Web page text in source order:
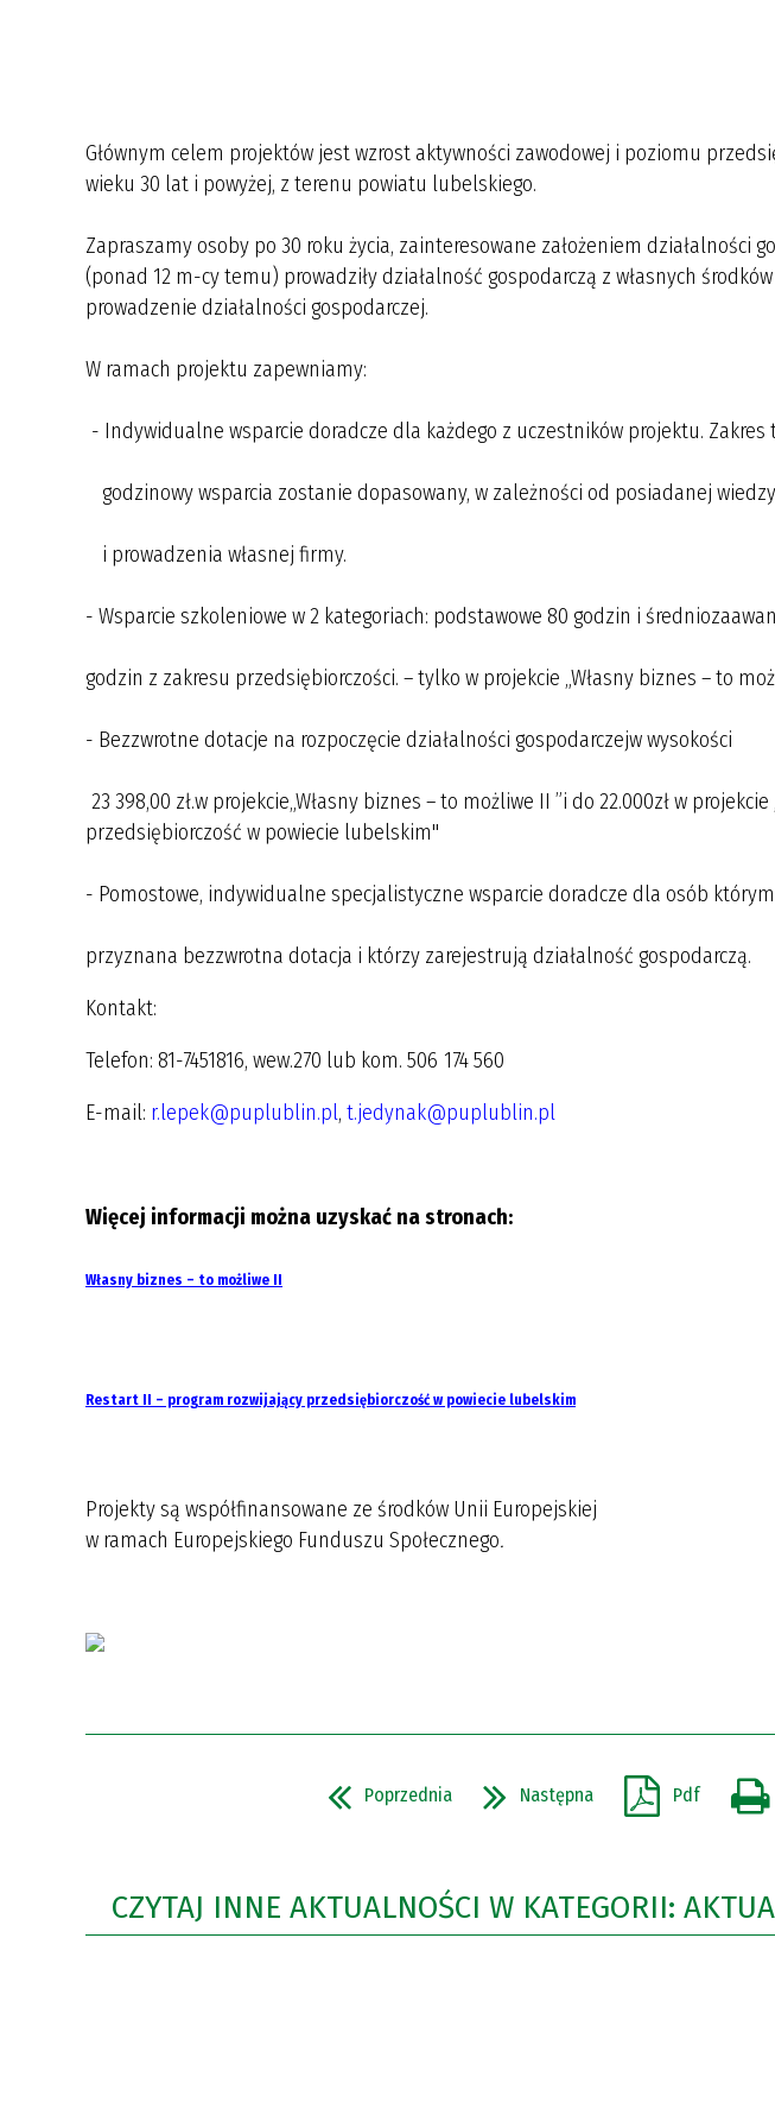
Głównym celem projektów jest wzrost aktywności zawodowej i poziomu
wieku 30 lat i powyżej, z terenu powiatu lubelskiego.
Zapraszamy osoby po 30 roku życia, zainteresowane założeniem działalności
(ponad 12 m-cy temu) prowadziły działalność gospodarczą z własnych
prowadzenie działalności gospodarczej.
W ramach projektu zapewniamy:
- Indywidualne wsparcie doradcze dla każdego z uczestników projektu.
godzinowy wsparcia zostanie dopasowany, w zależności od posiadanej
i prowadzenia własnej firmy.
- Wsparcie szkoleniowe w 2 kategoriach: podstawowe 80 godzin i
godzin z zakresu przedsiębiorczości. – tylko w projekcie „Własny biznes – to
- Bezzwrotne dotacje na rozpoczęcie działalności gospodarczejw wysokości
23 398,00 zł.w projekcie„Własny biznes – to możliwe II ”i do 22.000zł w
przedsiębiorczość w powiecie lubelskim"
- Pomostowe, indywidualne specjalistyczne wsparcie doradcze dla osób
przyznana bezzwrotna dotacja i którzy zarejestrują działalność gospodarczą.
Kontakt:
Telefon: 81-7451816, wew.270 lub kom. 506 174 560
E-mail: r.lepek@puplublin.pl, t.jedynak@puplublin.pl
Więcej informacji można uzyskać na stronach:
Własny biznes – to możliwe II
Restart II – program rozwijający przedsiębiorczość w powiecie lubelskim
Projekty są współfinansowane ze środków Unii Europejskiej
w ramach Europejskiego Funduszu Społecznego.
Poprzednia Następna Pdf
CZYTAJ INNE AKTUALNOŚCI W KATEGORII: